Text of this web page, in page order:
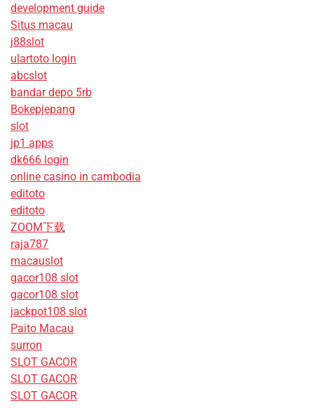
development guide
Situs macau
j88slot
ulartoto login
abcslot
bandar depo 5rb
Bokepjepang
slot
jp1 apps
dk666 login
online casino in cambodia
editoto
editoto
ZOOM下载
raja787
macauslot
gacor108 slot
gacor108 slot
jackpot108 slot
Paito Macau
surron
SLOT GACOR
SLOT GACOR
SLOT GACOR